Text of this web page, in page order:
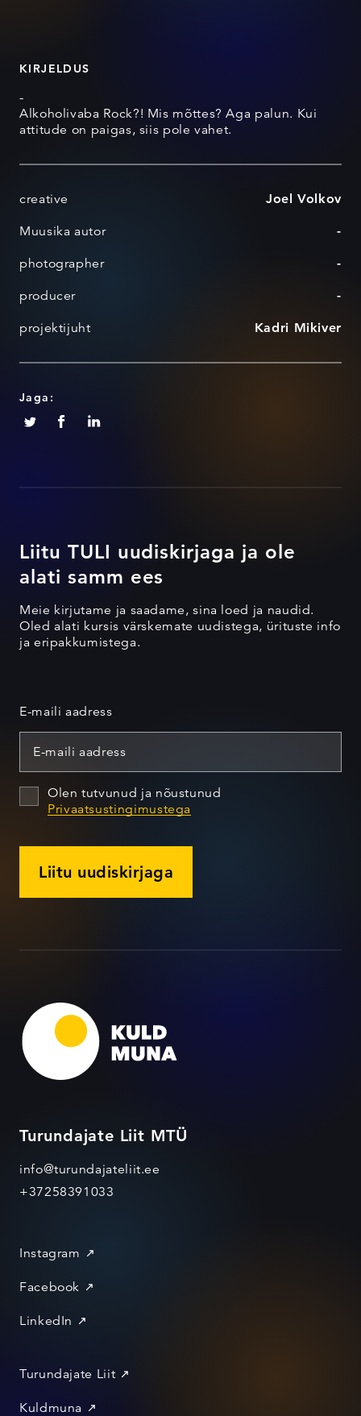
KIRJELDUS
-
Alkoholivaba Rock?! Mis mõttes? Aga palun. Kui
attitude on paigas, siis pole vahet.
creative Joel Volkov
Muusika autor -
photographer -
producer -
projektijuht Kadri Mikiver
Jaga:
Liitu TULI uudiskirjaga ja ole
alati samm ees
Meie kirjutame ja saadame, sina loed ja naudid.
Oled alati kursis värskemate uudistega, ürituste info
ja eripakkumistega.
E-maili aadress
Olen tutvunud ja nõustunud
Privaatsustingimustega
Liitu uudiskirjaga
Turundajate Liit MTÜ
info@turundajateliit.ee
+37258391033
Instagram
Facebook
LinkedIn
Turundajate Liit
Kuldmuna